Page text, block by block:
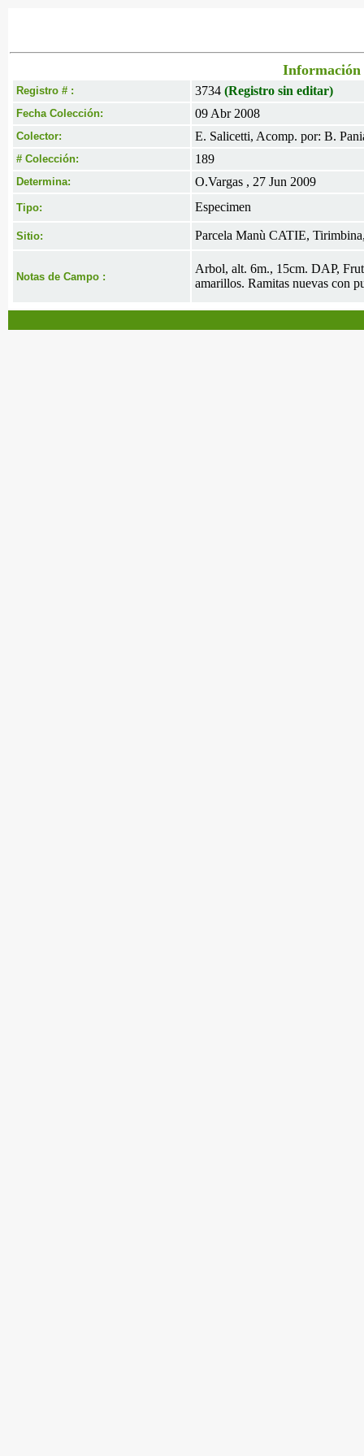
Información
Registro # : 3734 (Registro sin editar)
Fecha Colección: 09 Abr 2008
Colector: E. Salicetti, Acomp. por: B.
# Colección: 189
Determina: O.Vargas , 27 Jun 2009
Tipo: Especimen
Sitio: Parcela Manù CATIE,
Notas de Campo :
Arbol, alt. 6m., 15cm. DAP,
amarillos. Ramitas nuevas con